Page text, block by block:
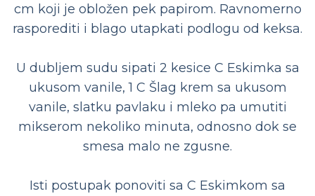
cm koji je obložen pek papirom. Ravnomerno
rasporediti i blago utapkati podlogu od keksa.
U dubljem sudu sipati 2 kesice C Eskimka sa
ukusom vanile, 1 C Šlag krem sa ukusom
vanile, slatku pavlaku i mleko pa umutiti
mikserom nekoliko minuta, odnosno dok se
smesa malo ne zgusne.
Isti postupak ponoviti sa C Eskimkom sa